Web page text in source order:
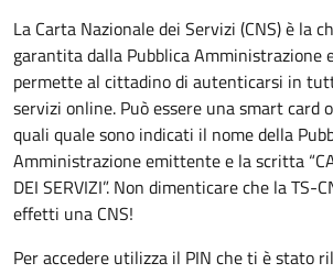
La Carta Nazionale dei Servizi (CNS) è la
garantita dalla Pubblica Amministrazione
permette al cittadino di autenticarsi in
servizi online. Può essere una smart card
quali quale sono indicati il nome della
Amministrazione emittente e la scritta
DEI SERVIZI”. Non dimenticare che la TS-
effetti una CNS!
Per accedere utilizza il PIN che ti è stato